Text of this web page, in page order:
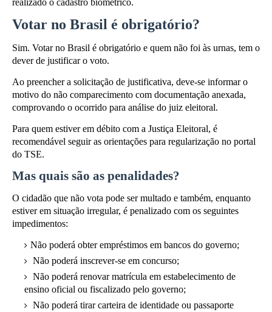
realizado o cadastro biométrico.
Votar no Brasil é obrigatório?
Sim. Votar no Brasil é obrigatório e quem não foi às urnas, tem o
dever de justificar o voto.
Ao preencher a solicitação de justificativa, deve-se informar o
motivo do não comparecimento com documentação anexada,
comprovando o ocorrido para análise do juiz eleitoral.
Para quem estiver em débito com a Justiça Eleitoral, é
recomendável seguir as orientações para regularização no portal
do TSE.
Mas quais são as penalidades?
O cidadão que não vota pode ser multado e também, enquanto
estiver em situação irregular, é penalizado com os seguintes
impedimentos:
Não poderá obter empréstimos em bancos do governo;
Não poderá inscrever-se em concurso;
Não poderá renovar matrícula em estabelecimento de
ensino oficial ou fiscalizado pelo governo;
Não poderá tirar carteira de identidade ou passaporte